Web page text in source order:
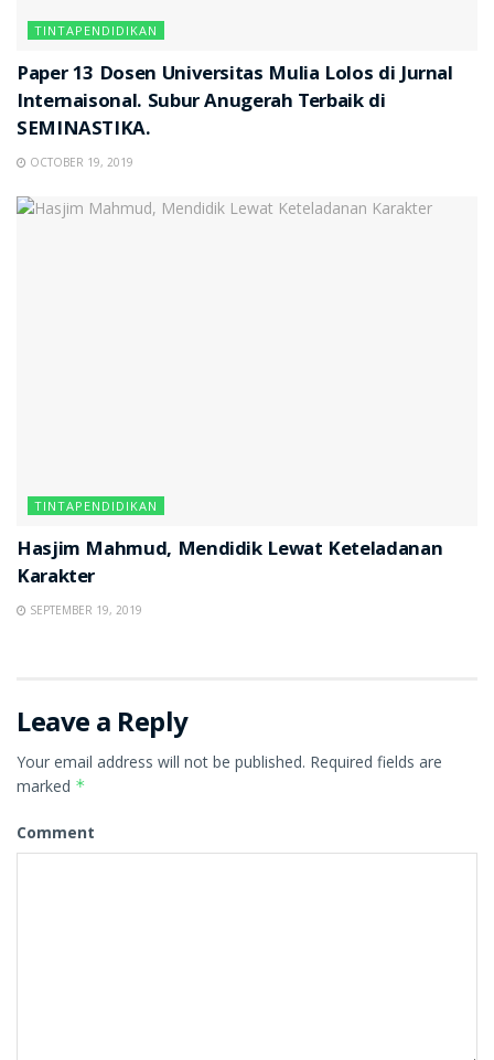
TINTAPENDIDIKAN
Paper 13 Dosen Universitas Mulia Lolos di Jurnal
Internaisonal. Subur Anugerah Terbaik di
SEMINASTIKA.
OCTOBER 19, 2019
TINTAPENDIDIKAN
Hasjim Mahmud, Mendidik Lewat Keteladanan
Karakter
SEPTEMBER 19, 2019
Leave a Reply
Your email address will not be published. Required fields are
marked *
Comment